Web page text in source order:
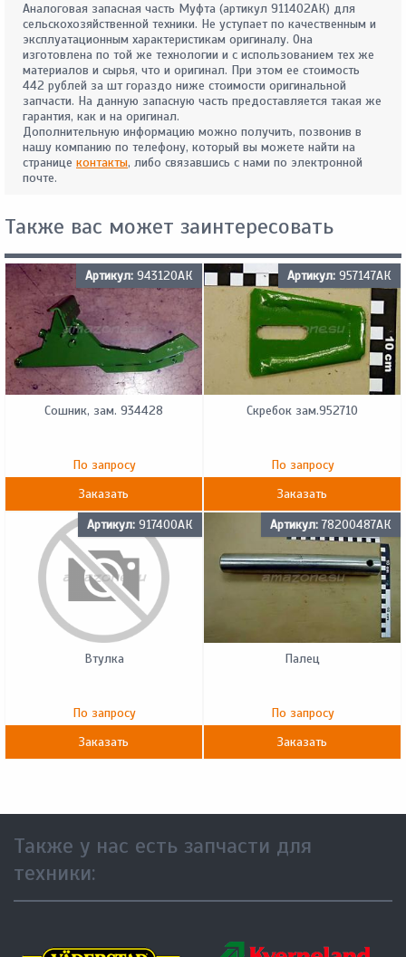
Аналоговая запасная часть Муфта (артикул 911402АК) для
сельскохозяйственной техники. Не уступает по качественным и
эксплуатационным характеристикам оригиналу. Она
изготовлена по той же технологии и с использованием тех же
материалов и сырья, что и оригинал. При этом ее стоимость
442 рублей за шт гораздо ниже стоимости оригинальной
запчасти. На данную запасную часть предоставляется такая же
гарантия, как и на оригинал.
Дополнительную информацию можно получить, позвонив в
нашу компанию по телефону, который вы можете найти на
странице контакты, либо связавшись с нами по электронной
почте.
Также вас может заинтересовать
Артикул: 943120АК
Сошник, зам. 934428
По запросу
Заказать
Артикул: 957147АК
Скребок зам.952710
По запросу
Заказать
Артикул: 917400АК
Втулка
По запросу
Заказать
Артикул:78200487АК
Палец
По запросу
Заказать
Также у нас есть запчасти для
техники: